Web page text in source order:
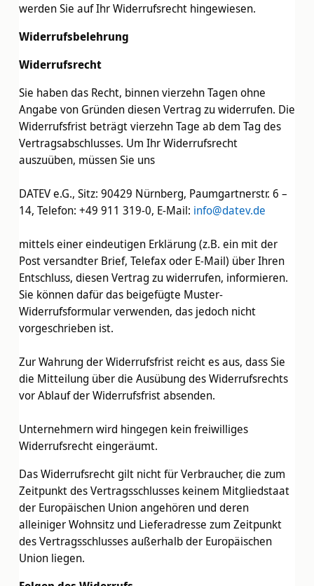
werden Sie auf Ihr Widerrufsrecht hingewiesen.
Widerrufsbelehrung
Widerrufsrecht
Sie haben das Recht, binnen vierzehn Tagen ohne
Angabe von Gründen diesen Vertrag zu widerrufen. Die
Widerrufsfrist beträgt vierzehn Tage ab dem Tag des
Vertragsabschlusses. Um Ihr Widerrufsrecht
auszuüben, müssen Sie uns
DATEV e.G., Sitz: 90429 Nürnberg, Paumgartnerstr. 6 –
14, Telefon: +49 911 319-0, E-Mail: info@datev.de
mittels einer eindeutigen Erklärung (z.B. ein mit der
Post versandter Brief, Telefax oder E-Mail) über Ihren
Entschluss, diesen Vertrag zu widerrufen, informieren.
Sie können dafür das beigefügte Muster-
Widerrufsformular verwenden, das jedoch nicht
vorgeschrieben ist.
Zur Wahrung der Widerrufsfrist reicht es aus, dass Sie
die Mitteilung über die Ausübung des Widerrufsrechts
vor Ablauf der Widerrufsfrist absenden.
Unternehmern wird hingegen kein freiwilliges
Widerrufsrecht eingeräumt.
Das Widerrufsrecht gilt nicht für Verbraucher, die zum
Zeitpunkt des Vertragsschlusses keinem Mitgliedstaat
der Europäischen Union angehören und deren
alleiniger Wohnsitz und Lieferadresse zum Zeitpunkt
des Vertragsschlusses außerhalb der Europäischen
Union liegen.